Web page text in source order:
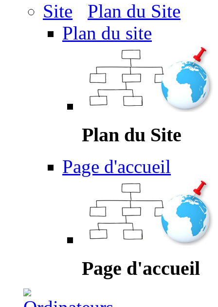
Plan du Site
Plan du site
Plan du Site
Page d'accueil
Page d'accueil